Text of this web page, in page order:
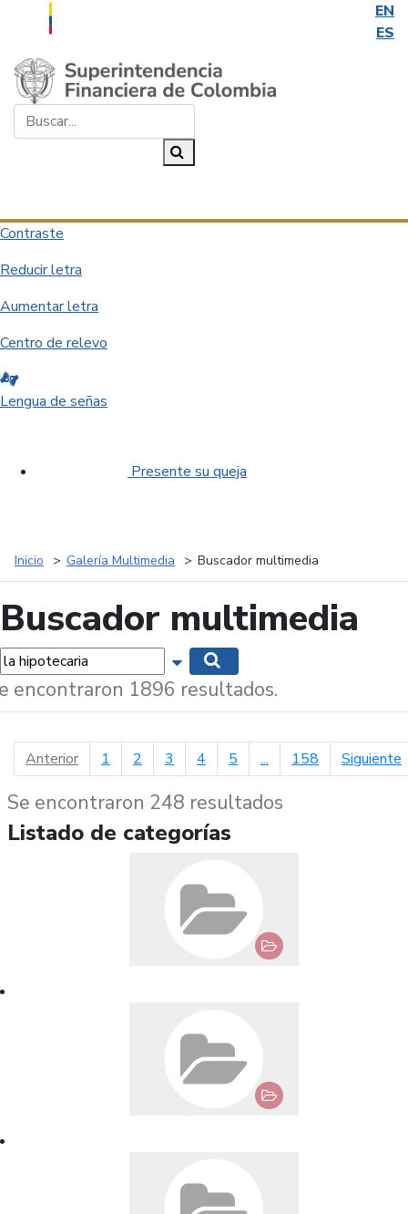
EN
ES
Saltar al contenido principal
Contraste
Reducir letra
Aumentar letra
Centro de relevo
Lengua de señas
Presente su queja
Inicio Galería Multimedia Buscador multimedia
Buscador multimedia
Mostrar opciones de búsqueda
encontraron 1896 resultados.
Anteriorpágina anterior
1 2 3 4 5 ... 158 Siguiente
Se encontraron 248 resultados
Listado de categorías